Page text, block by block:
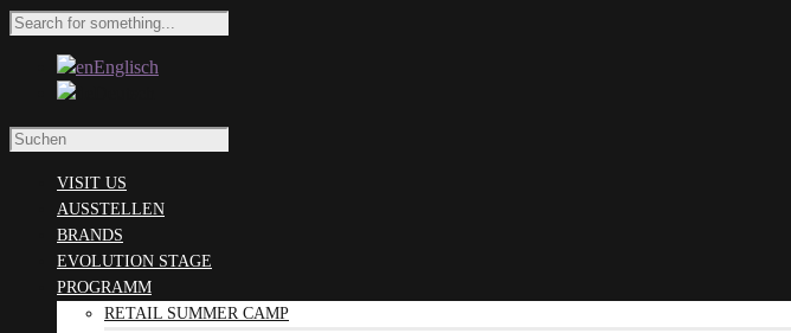
Englisch
VISIT US
AUSSTELLEN
BRANDS
EVOLUTION STAGE
PROGRAMM
RETAIL SUMMER CAMP